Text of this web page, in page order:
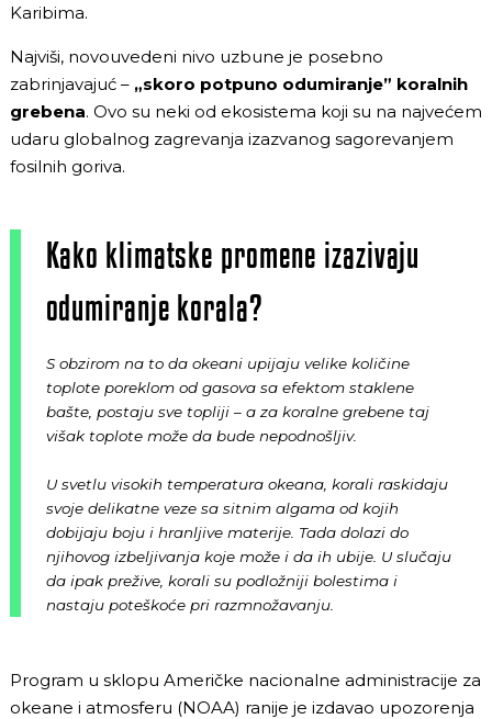
Karibima.
Najviši, novouvedeni nivo uzbune je posebno
zabrinjavajuć – „skoro potpuno odumiranje” koralnih
grebena. Ovo su neki od ekosistema koji su na najvećem
udaru globalnog zagrevanja izazvanog sagorevanjem
fosilnih goriva.
Kako klimatske promene izazivaju
odumiranje korala?
S obzirom na to da okeani upijaju velike količine
toplote poreklom od gasova sa efektom staklene
bašte, postaju sve topliji – a za koralne grebene taj
višak toplote može da bude nepodnošljiv.
U svetlu visokih temperatura okeana, korali raskidaju
svoje delikatne veze sa sitnim algama od kojih
dobijaju boju i hranljive materije. Tada dolazi do
njihovog izbeljivanja koje može i da ih ubije. U slučaju
da ipak prežive, korali su podložniji bolestima i
nastaju poteškoće pri razmnožavanju.
Program u sklopu Američke nacionalne administracije za
okeane i atmosferu (NOAA) ranije je izdavao upozorenja